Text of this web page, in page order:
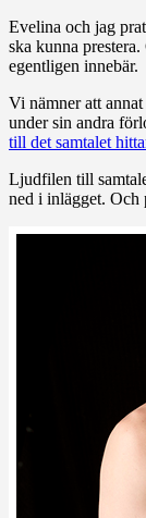
Evelina och jag
ska kunna
egentligen innebär.
Vi nämner att
under sin andra
till det samtalet
Ljudfilen till
ned i inlägget. Och